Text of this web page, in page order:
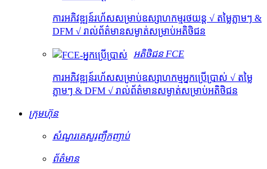
ការអភិវឌ្ឍន៍រហ័សសម្រាប់ឧស្សាហកម្មរថយន្ត √ តម្លៃភ្លាមៗ &
DFM √ រាល់ព័ត៌មានសម្ងាត់សម្រាប់អតិថិជន
អតិថិជន FCE
ការអភិវឌ្ឍន៍រហ័សសម្រាប់ឧស្សាហកម្មអ្នកប្រើប្រាស់ √ តម្លៃ
ភ្លាមៗ & DFM √ រាល់ព័ត៌មានសម្ងាត់សម្រាប់អតិថិជន
ក្រុមហ៊ុន
សំណួរគេសួរញឹកញាប់
ព័ត៌មាន